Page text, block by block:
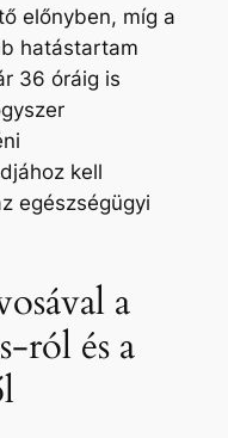
előnyben, míg a
hatástartam
36 óráig is
kell
egészségügyi
a
ról és a